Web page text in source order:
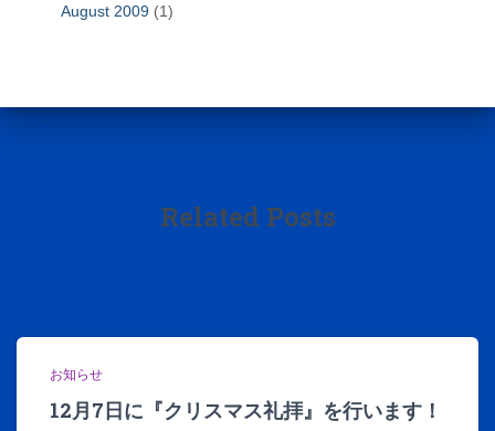
August 2009 (1)
Related Posts
お知らせ
12月7日に『クリスマス礼拝』を行います！